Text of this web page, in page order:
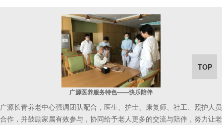
广源医养服务特色——快乐陪伴
广源长青养老中心强调团队配合，医生、护士、康复师、社工、照护人员
合作，并鼓励家属有效参与，协同给予老人更多的交流与陪伴，努力让老
TOP